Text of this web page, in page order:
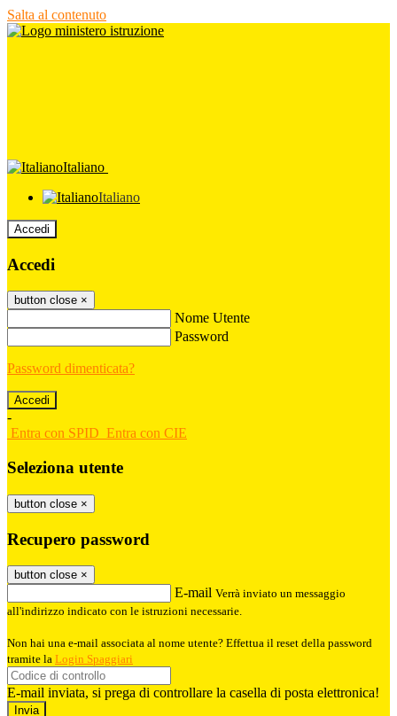
Salta al contenuto
Italiano
Italiano
Accedi
Accedi
button close ×
Nome Utente
Password
Password dimenticata?
-
Entra con SPID Entra con CIE
Seleziona utente
button close ×
Recupero password
button close ×
E-mail Verrà inviato un messaggio
all'indirizzo indicato con le istruzioni necessarie.
Non hai una e-mail associata al nome utente? Effettua il reset della password
tramite la Login Spaggiari
E-mail inviata, si prega di controllare la casella di posta elettronica!